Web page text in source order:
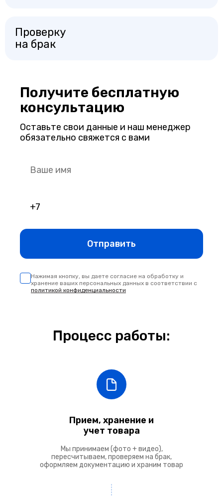
Проверку
на брак
Получите бесплатную
консультацию
Оставьте свои данные и наш менеджер
обязательно свяжется с вами
Нажимая кнопку, вы даете согласие на обработку и
хранение ваших персональных данных в соответствии с
политикой конфиденциальности
Процесс работы:
Прием, хранение и
учет товара
Мы принимаем (фото + видео),
пересчитываем, проверяем на брак,
оформляем документацию и храним товар